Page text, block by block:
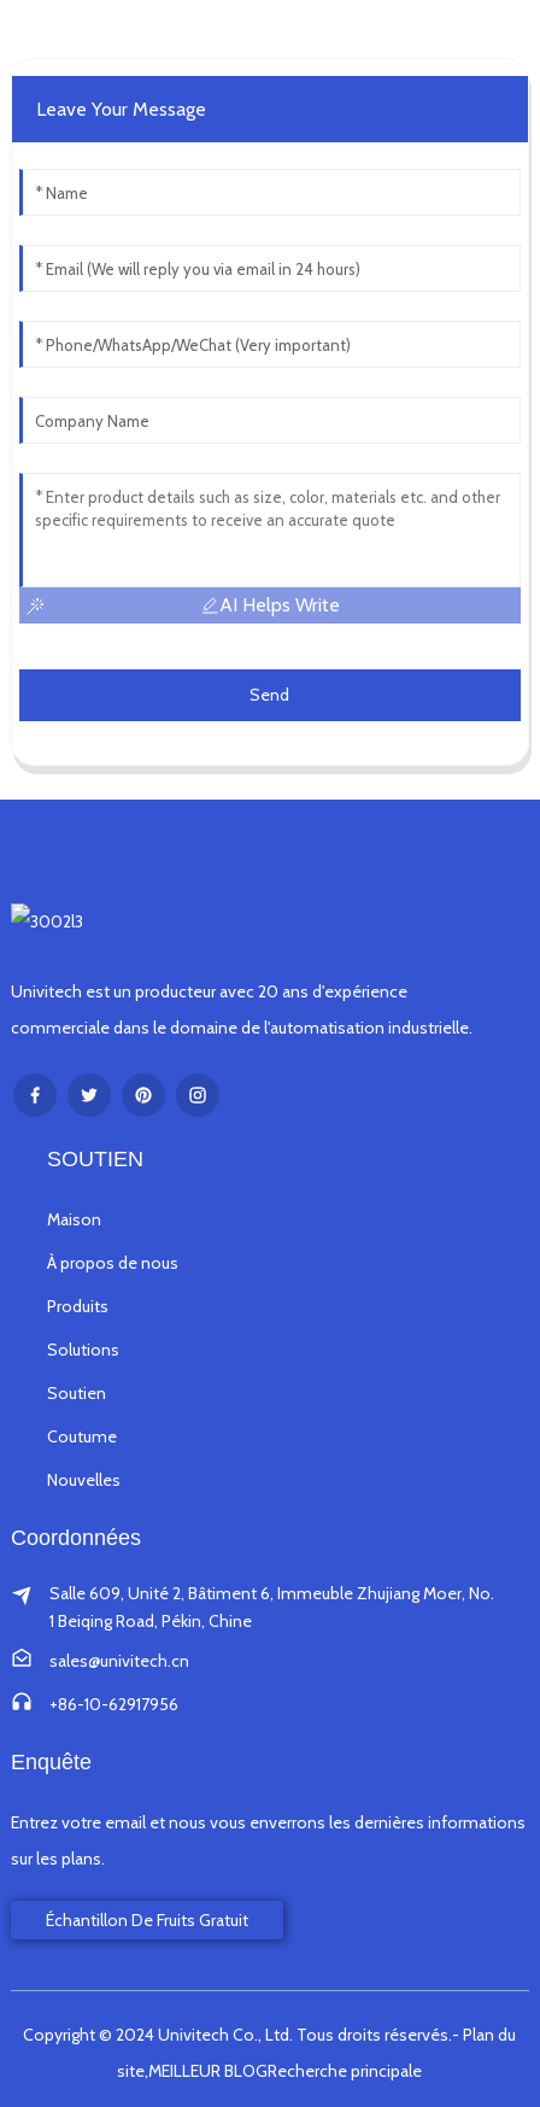
Leave Your Message
AI Helps Write
Send
Univitech est un producteur avec 20 ans d'expérience
commerciale dans le domaine de l'automatisation industrielle.
SOUTIEN
Maison
À propos de nous
Produits
Solutions
Soutien
Coutume
Nouvelles
Coordonnées
Salle 609, Unité 2, Bâtiment 6, Immeuble Zhujiang Moer, No.
1 Beiqing Road, Pékin, Chine
sales@univitech.cn
+86-10-62917956
Enquête
Entrez votre email et nous vous enverrons les dernières informations
sur les plans.
Échantillon De Fruits Gratuit
Copyright © 2024 Univitech Co., Ltd. Tous droits réservés.- Plan du
site,MEILLEUR BLOGRecherche principale